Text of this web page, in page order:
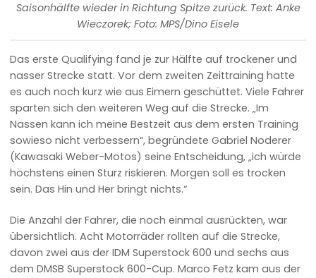
Saisonhälfte wieder in Richtung Spitze zurück. Text: Anke
Wieczorek; Foto: MPS/Dino Eisele
Das erste Qualifying fand je zur Hälfte auf trockener und
nasser Strecke statt. Vor dem zweiten Zeittraining hatte
es auch noch kurz wie aus Eimern geschüttet. Viele Fahrer
sparten sich den weiteren Weg auf die Strecke. „Im
Nassen kann ich meine Bestzeit aus dem ersten Training
sowieso nicht verbessern“, begründete Gabriel Noderer
(Kawasaki Weber-Motos) seine Entscheidung, „ich würde
höchstens einen Sturz riskieren. Morgen soll es trocken
sein. Das Hin und Her bringt nichts.“
Die Anzahl der Fahrer, die noch einmal ausrückten, war
übersichtlich. Acht Motorräder rollten auf die Strecke,
davon zwei aus der IDM Superstock 600 und sechs aus
dem DMSB Superstock 600-Cup. Marco Fetz kam aus der